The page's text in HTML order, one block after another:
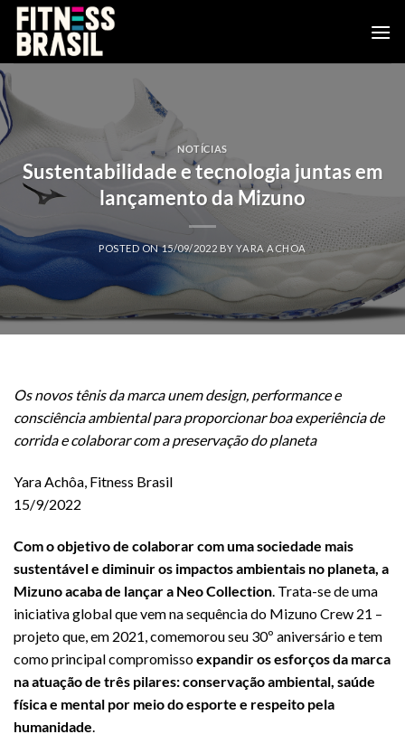
Skip
content
NOTÍCIAS
Sustentabilidade e tecnologia juntas em
lançamento da Mizuno
POSTED ON15/09/2022 BYYARA ACHOA
Os novos tênis da marca unem design, performance e
consciência ambiental para proporcionar boa experiência de
corrida e colaborar com a preservação do planeta
Yara Achôa, Fitness Brasil
15/9/2022
Com o objetivo de colaborar com uma sociedade mais
sustentável e diminuir os impactos ambientais no planeta, a
Mizuno acaba de lançar a Neo Collection . Trata-se de uma
iniciativa global que vem na sequência do Mizuno Crew 21 –
projeto que, em 2021, comemorou seu 30º aniversário e tem
como principal compromissoexpandir os esforços da marca
na atuação de três pilares: conservação ambiental, saúde
física e mental por meio do esporte e respeito pela
humanidade